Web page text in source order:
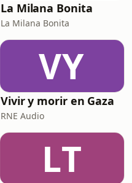
La Milana Bonita
La Milana Bonita
VY
Vivir y morir en Gaza
RNE Audio
LT